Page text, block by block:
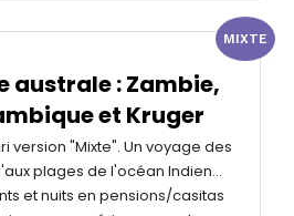
MIXTE
australe : Zambie,
et Kruger
version "Mixte". Un voyage des
plages de l'océan Indien...
et nuits en pensions/casitas